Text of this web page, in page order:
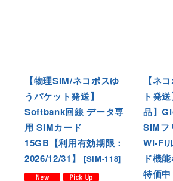
【物理SIM/ネコポスゆ
うパケット発送】
Softbank回線 データ専
用 SIMカード
15GB【利用有効期限：
2026/12/31】
[SIM-118]
【ネ
ト発
品】
SIMフ
Wi-Fi
ド機
特価中